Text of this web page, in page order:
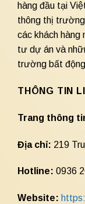
hàng đầu tại
thông thị trường
các khách hàng
tư dự án và
trường bất
THÔNG TIN
Trang thông
Địa chỉ: 219
Hotline: 0936
Website: